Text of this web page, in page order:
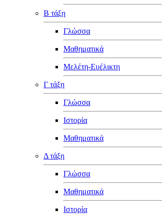
Β τάξη
Γλώσσα
Μαθηματικά
Μελέτη-Ευέλικτη
Γ τάξη
Γλώσσα
Ιστορία
Μαθηματικά
Δ τάξη
Γλώσσα
Μαθηματικά
Ιστορία